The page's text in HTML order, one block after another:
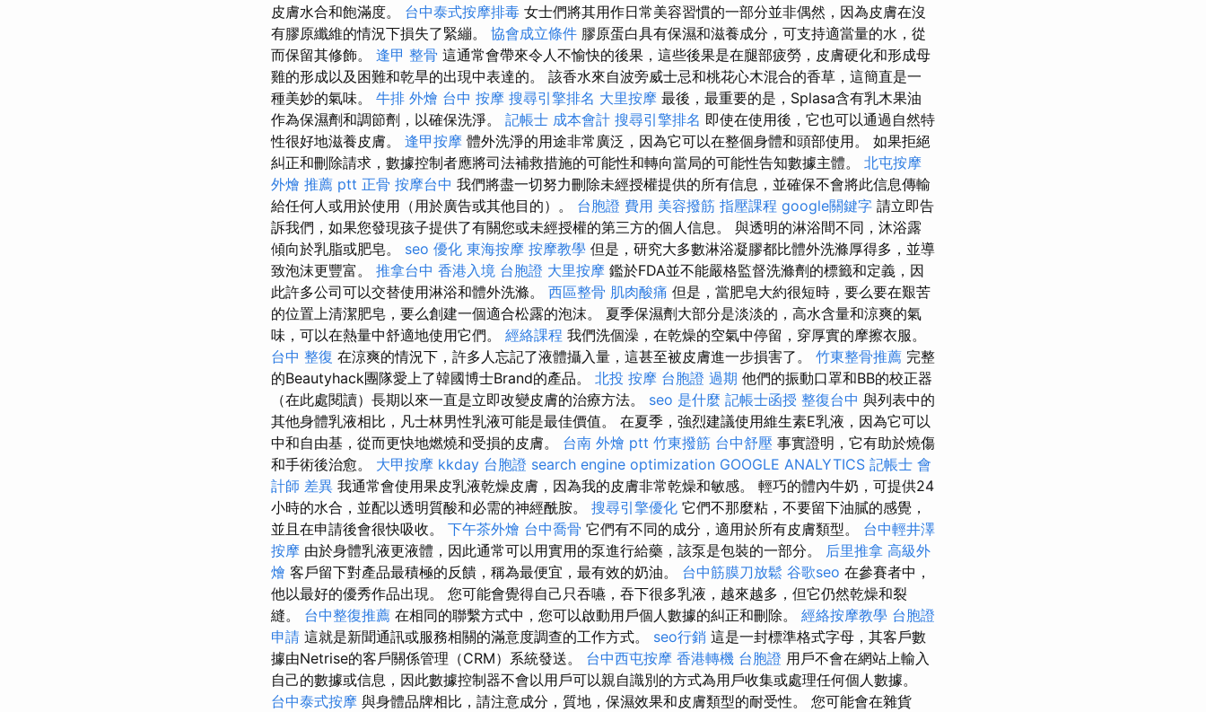
皮膚水合和飽滿度。 台中泰式按摩排毒 女士們將其用作日常美容習慣的一部分並非偶然，因為皮膚在沒
有膠原纖維的情況下損失了緊繃。 協會成立條件 膠原蛋白具有保濕和滋養成分，可支持適當量的水，從
而保留其修飾。 逢甲 整骨 這通常會帶來令人不愉快的後果，這些後果是在腿部疲勞，皮膚硬化和形成母
雞的形成以及困難和乾旱的出現中表達的。 該香水來自波旁威士忌和桃花心木混合的香草，這簡直是一
種美妙的氣味。 牛排 外燴 台中 按摩 搜尋引擎排名 大里按摩 最後，最重要的是，Splasa含有乳木果油
作為保濕劑和調節劑，以確保洗淨。 記帳士 成本會計 搜尋引擎排名 即使在使用後，它也可以通過自然特
性很好地滋養皮膚。 逢甲按摩 體外洗淨的用途非常廣泛，因為它可以在整個身體和頭部使用。 如果拒絕
糾正和刪除請求，數據控制者應將司法補救措施的可能性和轉向當局的可能性告知數據主體。 北屯按摩
外燴 推薦 ptt 正骨 按摩台中 我們將盡一切努力刪除未經授權提供的所有信息，並確保不會將此信息傳輸
給任何人或用於使用（用於廣告或其他目的）。 台胞證 費用 美容撥筋 指壓課程 google關鍵字 請立即告
訴我們，如果您發現孩子提供了有關您或未經授權的第三方的個人信息。 與透明的淋浴間不同，沐浴露
傾向於乳脂或肥皂。 seo 優化 東海按摩 按摩教學 但是，研究大多數淋浴凝膠都比體外洗滌厚得多，並導
致泡沫更豐富。 推拿台中 香港入境 台胞證 大里按摩 鑑於FDA並不能嚴格監督洗滌劑的標籤和定義，因
此許多公司可以交替使用淋浴和體外洗滌。 西區整骨 肌肉酸痛 但是，當肥皂大約很短時，要么要在艱苦
的位置上清潔肥皂，要么創建一個適合松露的泡沫。 夏季保濕劑大部分是淡淡的，高水含量和涼爽的氣
味，可以在熱量中舒適地使用它們。 經絡課程 我們洗個澡，在乾燥的空氣中停留，穿厚實的摩擦衣服。
台中 整復 在涼爽的情況下，許多人忘記了液體攝入量，這甚至被皮膚進一步損害了。 竹東整骨推薦 完整
的Beautyhack團隊愛上了韓國博士Brand的產品。 北投 按摩 台胞證 過期 他們的振動口罩和BB的校正器
（在此處閱讀）長期以來一直是立即改變皮膚的治療方法。 seo 是什麼 記帳士函授 整復台中 與列表中的
其他身體乳液相比，凡士林男性乳液可能是最佳價值。 在夏季，強烈建議使用維生素E乳液，因為它可以
中和自由基，從而更快地燃燒和受損的皮膚。 台南 外燴 ptt 竹東撥筋 台中舒壓 事實證明，它有助於燒傷
和手術後治愈。 大甲按摩 kkday 台胞證 search engine optimization GOOGLE ANALYTICS 記帳士 會
計師 差異 我通常會使用果皮乳液乾燥皮膚，因為我的皮膚非常乾燥和敏感。 輕巧的體內牛奶，可提供24
小時的水合，並配以透明質酸和必需的神經酰胺。 搜尋引擎優化 它們不那麼粘，不要留下油膩的感覺，
並且在申請後會很快吸收。 下午茶外燴 台中喬骨 它們有不同的成分，適用於所有皮膚類型。 台中輕井澤
按摩 由於身體乳液更液體，因此通常可以用實用的泵進行給藥，該泵是包裝的一部分。 后里推拿 高級外
燴 客戶留下對產品最積極的反饋，稱為最便宜，最有效的奶油。 台中筋膜刀放鬆 谷歌seo 在參賽者中，
他以最好的優秀作品出現。 您可能會覺得自己只吞嚥，吞下很多乳液，越來越多，但它仍然乾燥和裂
縫。 台中整復推薦 在相同的聯繫方式中，您可以啟動用戶個人數據的糾正和刪除。 經絡按摩教學 台胞證
申請 這就是新聞通訊或服務相關的滿意度調查的工作方式。 seo行銷 這是一封標準格式字母，其客戶數
據由Netrise的客戶關係管理（CRM）系統發送。 台中西屯按摩 香港轉機 台胞證 用戶不會在網站上輸入
自己的數據或信息，因此數據控制器不會以用戶可以親自識別的方式為用戶收集或處理任何個人數據。
台中泰式按摩 與身體品牌相比，請注意成分，質地，保濕效果和皮膚類型的耐受性。 您可能會在雜貨